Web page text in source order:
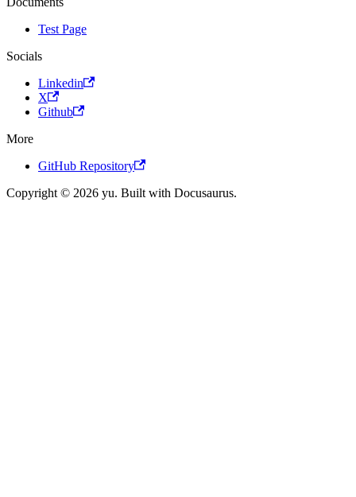
Test Page
Socials
Linkedin
X
Github
More
GitHub Repository
Copyright © 2026 yu. Built with Docusaurus.